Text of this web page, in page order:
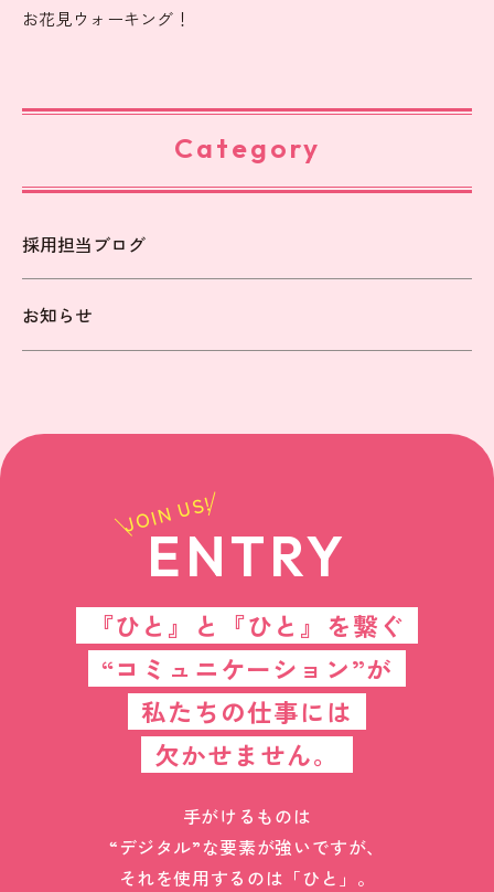
お花見ウォーキング！
Category
採用担当ブログ
お知らせ
JOIN US!
ENTRY
『ひと』と『ひと』を繋ぐ
“コミュニケーション”が
私たちの仕事には
欠かせません。
手がけるものは
“デジタル”な要素が強いですが、
それを使用するのは「ひと」。